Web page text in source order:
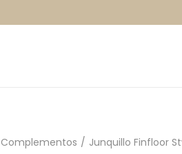
Complementos / Junquillo Finfloor